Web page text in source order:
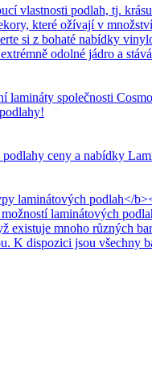
vlastnosti podlah, tj.
které ožívají v
si z bohaté nabídky
odolné jádro a
lamináty společnosti
ceny a nabídky
laminátových podlah</
laminátových
mnoho různých
K dispozici jsou